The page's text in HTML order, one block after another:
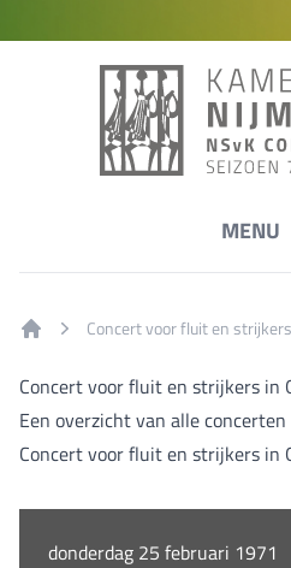
MENU
Concert voor fluit en
Concert voor fluit en strijkers in
Een overzicht van alle
Concert voor fluit en strijkers in
donderdag 25 februari 1971